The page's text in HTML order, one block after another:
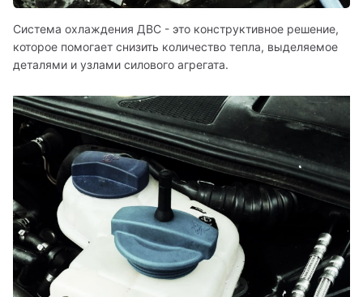
Система охлаждения ДВС - это конструктивное решение,
которое помогает снизить количество тепла, выделяемое
деталями и узлами силового агрегата.